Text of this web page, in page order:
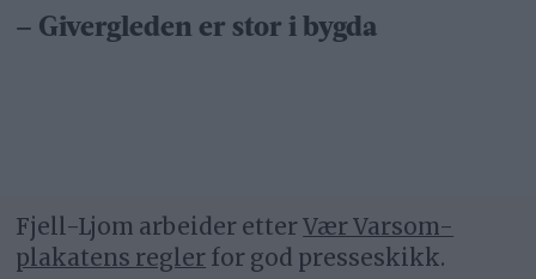
– Givergleden er stor i bygda
Fjell-Ljom arbeider etterVær Varsom-
plakatens regler for god presseskikk.